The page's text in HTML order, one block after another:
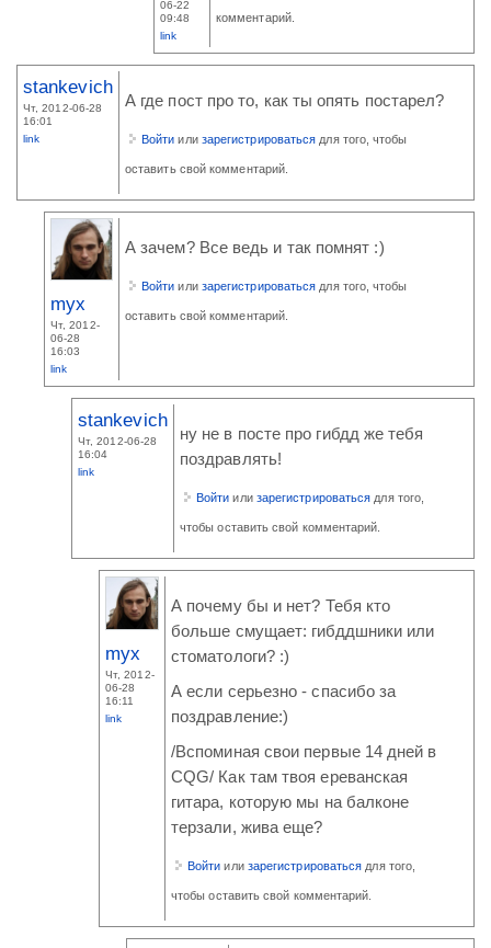
06-22
09:48
link
комментарий.
stankevich
Чт, 2012-06-28
16:01
link
А где пост про то, как ты опять постарел?
Войти или зарегистрироваться для того, чтобы
оставить свой комментарий.
myx
Чт, 2012-
06-28
16:03
link
А зачем? Все ведь и так помнят :)
Войти или зарегистрироваться для того, чтобы
оставить свой комментарий.
stankevich
Чт, 2012-06-28
16:04
link
ну не в посте про гибдд же тебя
поздравлять!
Войти или зарегистрироваться для того,
чтобы оставить свой комментарий.
myx
Чт, 2012-
06-28
16:11
link
А почему бы и нет? Тебя кто
больше смущает: гибддшники или
стоматологи? :)
А если серьезно - спасибо за
поздравление:)
/Вспоминая свои первые 14 дней в
CQG/ Как там твоя ереванская
гитара, которую мы на балконе
терзали, жива еще?
Войти или зарегистрироваться для того,
чтобы оставить свой комментарий.